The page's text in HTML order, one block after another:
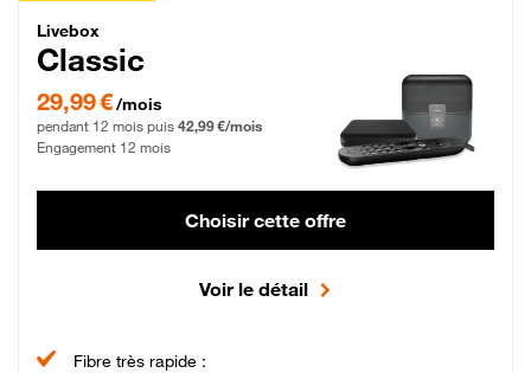
Livebox Classic Fibre
Livebox
Classic
29,99 € par mois pendant 12 mois puis 42,99 € par mois, Engagement 12 mois
29,99 €/mois
pendant 12 mois puis 42,99 €/mois
Engagement 12 mois
Choisir cette offre
Voir le détail
Fibre très rapide :